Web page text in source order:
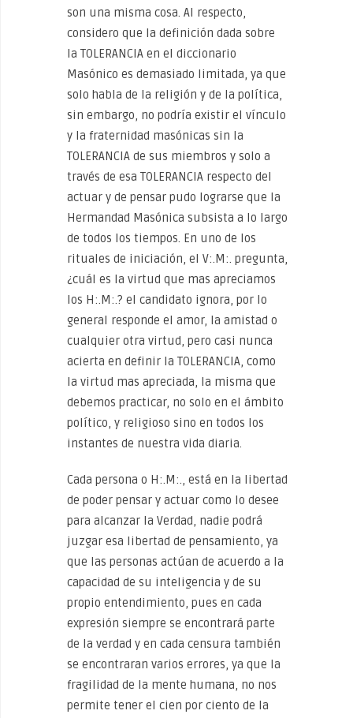
son una misma cosa. Al respecto,
considero que la definición dada sobre
la TOLERANCIA en el diccionario
Masónico es demasiado limitada, ya que
solo habla de la religión y de la política,
sin embargo, no podría existir el vínculo
y la fraternidad masónicas sin la
TOLERANCIA de sus miembros y solo a
través de esa TOLERANCIA respecto del
actuar y de pensar pudo lograrse que la
Hermandad Masónica subsista a lo largo
de todos los tiempos. En uno de los
rituales de iniciación, el V:.M:. pregunta,
¿cuál es la virtud que mas apreciamos
los H:.M:.? el candidato ignora, por lo
general responde el amor, la amistad o
cualquier otra virtud, pero casi nunca
acierta en definir la TOLERANCIA, como
la virtud mas apreciada, la misma que
debemos practicar, no solo en el ámbito
político, y religioso sino en todos los
instantes de nuestra vida diaria.
Cada persona o H:.M:., está en la libertad
de poder pensar y actuar como lo desee
para alcanzar la Verdad, nadie podrá
juzgar esa libertad de pensamiento, ya
que las personas actúan de acuerdo a la
capacidad de su inteligencia y de su
propio entendimiento, pues en cada
expresión siempre se encontrará parte
de la verdad y en cada censura también
se encontraran varios errores, ya que la
fragilidad de la mente humana, no nos
permite tener el cien por ciento de la